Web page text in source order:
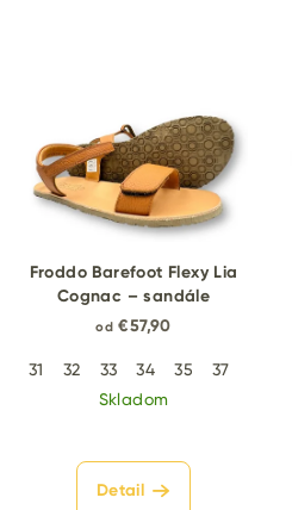
Froddo Barefoot Flexy Lia
Cognac – sandále
od €57,90
31 32 33 34 35 37
Skladom
Detail